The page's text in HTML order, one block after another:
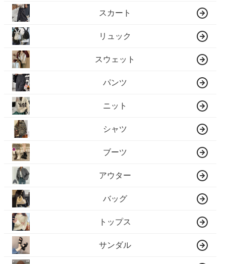
スカート
リュック
スウェット
パンツ
ニット
シャツ
ブーツ
アウター
バッグ
トップス
サンダル